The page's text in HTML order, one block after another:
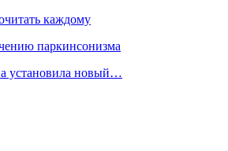
каждому
паркинсонизма
установила новый…